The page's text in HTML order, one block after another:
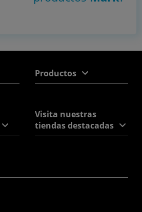
Productos
Visita nuestras
tiendas destacadas